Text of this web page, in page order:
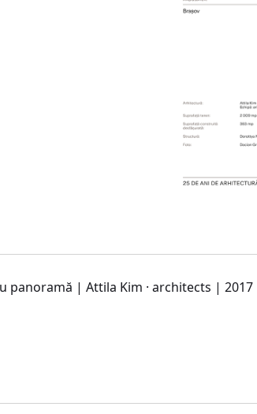
panoramă | Attila Kim · architects | 2017